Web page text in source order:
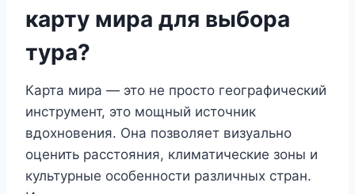
карту мира для выбора
тура?
Карта мира — это не просто географический
инструмент, это мощный источник
вдохновения. Она позволяет визуально
оценить расстояния, климатические зоны и
культурные особенности различных стран.